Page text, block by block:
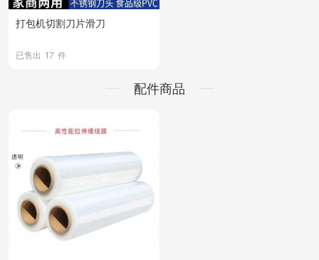
打包机切割刀片滑刀
已售出 17 件
配件商品